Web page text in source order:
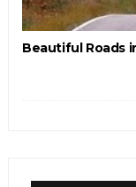
Beautiful Roads